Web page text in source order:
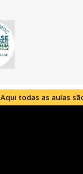
Aqui todas as aulas